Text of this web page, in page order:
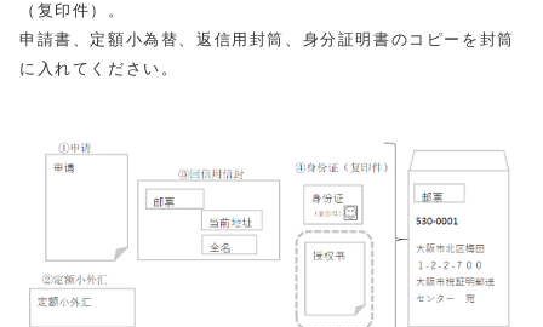
（复印件）。
申請書、定額小為替、返信用封筒、身分証明書のコピーを封筒
に入れてください。